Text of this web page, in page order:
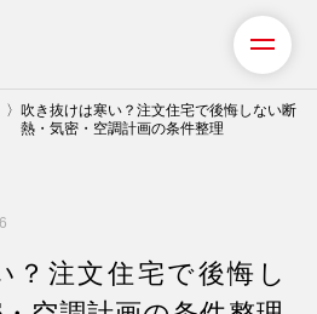
吹き抜けは寒い？注文住宅で後悔しない断
熱・気密・空調計画の条件整理
？注文住宅で後悔し
住宅）
ノベーション